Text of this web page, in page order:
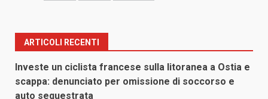
ARTICOLI RECENTI
Investe un ciclista francese sulla litoranea a Ostia e
scappa: denunciato per omissione di soccorso e
auto sequestrata